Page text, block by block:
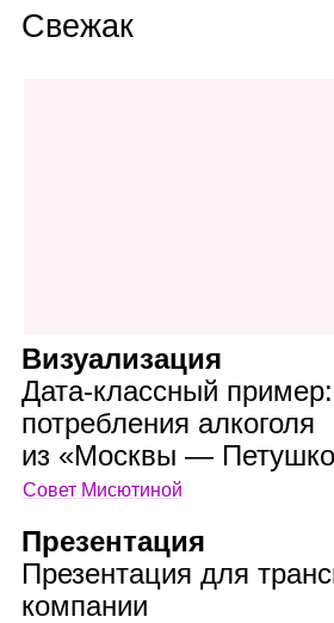
Свежак
Визуализация
Дата‑классный
потребления алкоголя
из «Москвы —
Совет Мисютиной
Презентация
Презентация для
компании